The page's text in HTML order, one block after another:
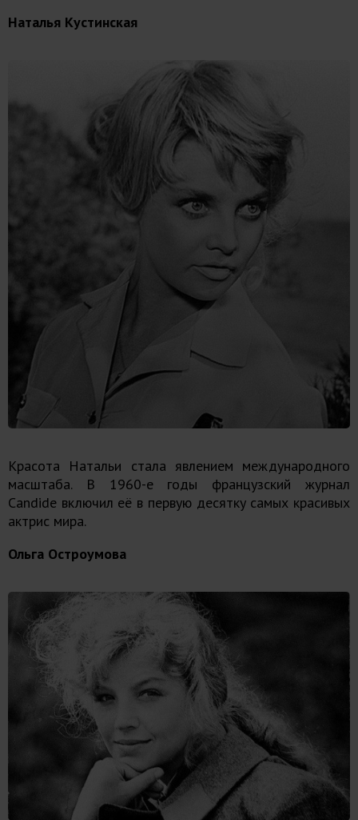
Наталья Кустинская
Красота Натальи стала явлением международного
масштаба. В 1960-е годы французский журнал
Candide включил её в первую десятку самых красивых
актрис мира.
Ольга Остроумова